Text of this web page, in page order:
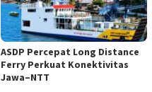
ASDP Percepat Long Distance
Ferry Perkuat Konektivitas
Jawa–NTT